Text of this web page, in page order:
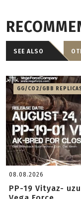
SEE ALSO
GG/CO2/GBB
08.08.2026
PP-19 Vityaz-